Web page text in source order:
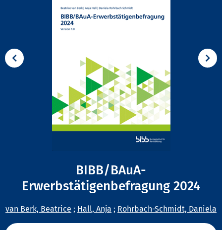
BIBB/BAuA-
Erwerbstätigenbefragung 2024
van Berk, Beatrice ; Hall, Anja ; Rohrbach-Schmidt, Daniela